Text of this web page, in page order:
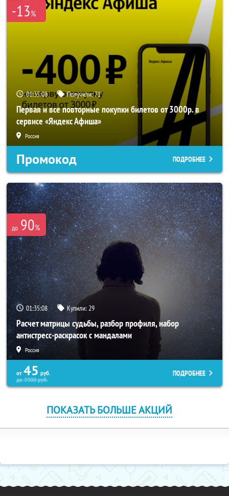
-13%
01:35:06 Получили:71
Первая и все повторные покупки билетов от 3000р. в
сервисе «Яндекс Афиша»
Россия
Промокод ПОДРОБНЕЕ
до 90%
01:35:06 Купили:29
Расчет матрицы судьбы, разбор профиля, набор
антистресс-раскрасок с мандалами
Россия
от 45 руб.
до3900руб.
ПОДРОБНЕЕ
ПОКАЗАТЬ БОЛЬШЕ АКЦИЙ